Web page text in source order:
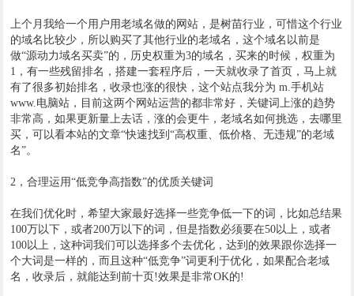
上个月我给一个用户用老域名做的网站，是树苗行业，可惜这个行业
的域名比较少，所以购买了其他行业的老域名，这个域名以前是
做“源动力域名买卖”的，历史权重为3的域名，买来的时候，权重为
1，有一些残留排名，搭建一套程序后，一天就收录了首页，马上就
有了很多初始排名，收录也涨的很快，这个站点我分为 m.手机站
www.电脑站，目前这两个网站运营的都非常好，关键词上涨的趋势
非常高，如果更新量上去话，涨的会更牛，老域名如何挑选，去哪里
买，可以看本站的文章“快速找到“高权重、低价格、无违规”的老域
名”。
2，合理运用“低竞争高指数”的优质关键词
在我们优化时，希望大家最好选择一些竞争低一下的词，比如总结果
100万以下，或者200万以下的词，但是指数必须要在50以上，或者
100以上，这种词我们可以选择多个去优化，达到的效果跟你选择一
个大词是一样的，而且这种“低竞争”词更利于优化，如果配合老域
名，收录后，就能达到前十页!效果是非常OK的!